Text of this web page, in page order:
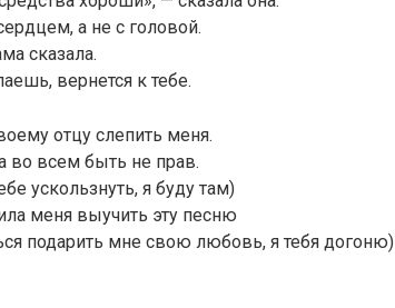
а не с головой.
сказала.
вернется к тебе.
отцу слепить меня.
во всем быть не прав.
ускользнуть, я буду там)
меня выучить эту песню
подарить мне свою любовь, я тебя догоню)